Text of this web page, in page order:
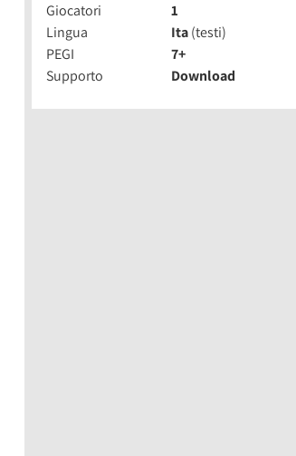
Giocatori
1
Lingua
Ita(testi)
PEGI
7+
Supporto
Download